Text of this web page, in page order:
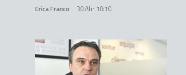
Erica Franco 30 Abr 10:10